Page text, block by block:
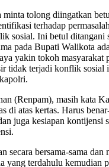
minta tolong diingatkan
terhadap
sosial. Ini betul ditangani
pada Bupati Walikota
yakin tokoh masyarakat
tidak terjadi konflik sosial
(Renpam), masih kata
di atas kertas. Harus
juga kesiapan kontijensi
secara bersama-sama dan
yang terdahulu kemudian